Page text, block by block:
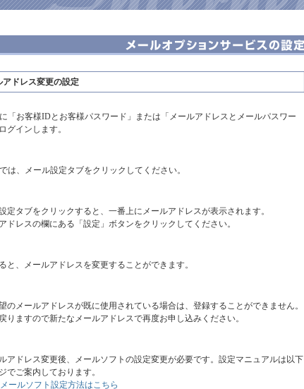
アドレス変更の設定
に「お客様IDとお客様パスワード」または「メールアドレスとメールパスワー
グインします。
は、メール設定タブをクリックしてください。
定タブをクリックすると、一番上にメールアドレスが表示されます。
ドレスの欄にある「設定」ボタンをクリックしてください。
と、メールアドレスを変更することができます。
のメールアドレスが既に使用されている場合は、登録することができません。
りますので新たなメールアドレスで再度お申し込みください。
アドレス変更後、メールソフトの設定変更が必要です。設定マニュアルは以下
でご案内しております。
ールソフト設定方法はこちら